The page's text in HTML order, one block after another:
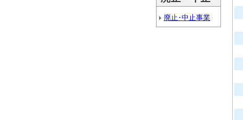
廃止･中止事業